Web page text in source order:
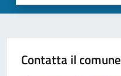
Contatta il comune